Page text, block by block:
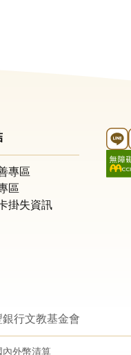
專區
區
掛失資訊
Line
銀行文教基金會
內外幣清算